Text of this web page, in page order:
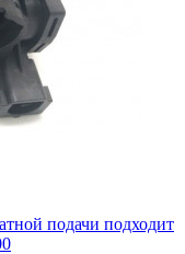
подачи подходит